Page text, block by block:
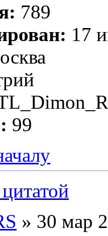
789
17
99
» 30 мар